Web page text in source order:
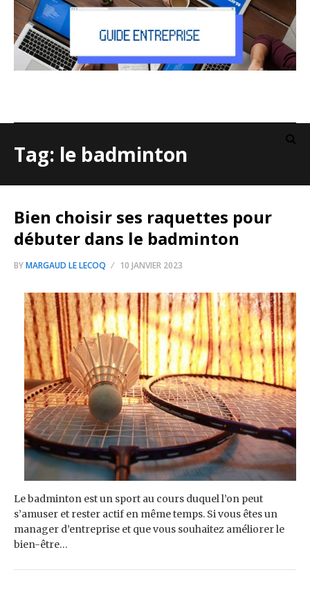
Tag: le badminton
Bien choisir ses raquettes pour
débuter dans le badminton
BYMARGAUD LE LECOQ 10 JANVIER 2023
Le badminton est un sport au cours duquel l’on peut
s’amuser et rester actif en même temps. Si vous êtes un
manager d’entreprise et que vous souhaitez améliorer le
bien-être…